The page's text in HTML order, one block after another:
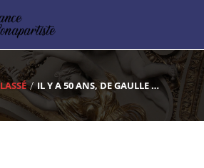
IL Y A 50 ANS, DE GAULLE …